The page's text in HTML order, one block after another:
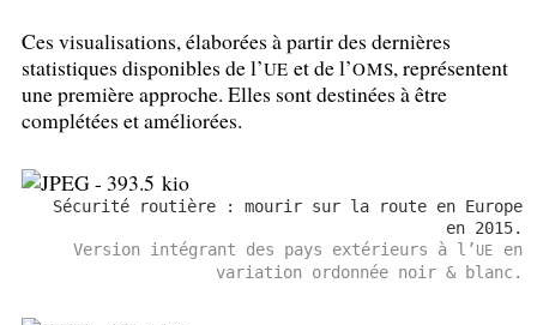
Ces visualisations, élaborées à partir des dernières
statistiques disponibles de l’UE et de l’OMS, représentent
une première approche. Elles sont destinées à être
complétées et améliorées.
Sécurité routière : mourir sur la route en Europe
en 2015.
Version intégrant des pays extérieurs à l’ UE
en
variation ordonnée noir & blanc.